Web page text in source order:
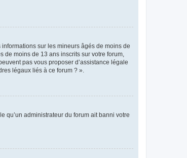
sur les mineurs âgés de moins de
moins de 13 ans inscrits sur votre forum,
pas vous proposer d’assistance légale
légaux liés à ce forum ? ».
qu’un administrateur du forum ait banni votre